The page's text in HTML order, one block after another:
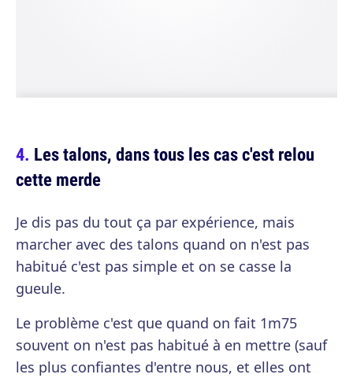
Les talons, dans tous les cas c'est relou
cette merde
Je dis pas du tout ça par expérience, mais
marcher avec des talons quand on n'est pas
habitué c'est pas simple et on se casse la
gueule.
Le problème c'est que quand on fait 1m75
souvent on n'est pas habitué à en mettre (sauf
les plus confiantes d'entre nous, et elles ont